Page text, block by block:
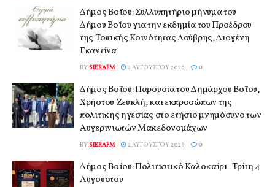
Δήμος Βοΐου: Συλλυπητήριο μήνυμα του
Δήμου Βοΐου για την εκδημία του Προέδρου
της Τοπικής Κοινότητας Λούβρης, Διογένη
Γκαντίνα
BY SIERAFM 2 ΑΥΓΟΎΣΤΟΥ 2026 0
Δήμος Βοΐου: Παρουσία του Δημάρχου Βοΐου,
Χρήστου Ζευκλή, και εκπροσώπων της
πολιτικής ηγεσίας στο ετήσιο μνημόσυνο των
Αυγερινιωτών Μακεδονομάχων
BY SIERAFM 2 ΑΥΓΟΎΣΤΟΥ 2026 0
Δήμος Βοΐου: Πολιτιστικό Καλοκαίρι- Τρίτη 4
Αυγούστου